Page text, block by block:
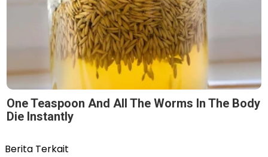
One Teaspoon And All The Worms In The Body
Die Instantly
Berita Terkait